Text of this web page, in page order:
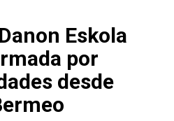
Eskola
por
desde